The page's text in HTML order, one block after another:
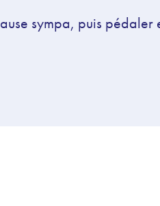
ause sympa, puis